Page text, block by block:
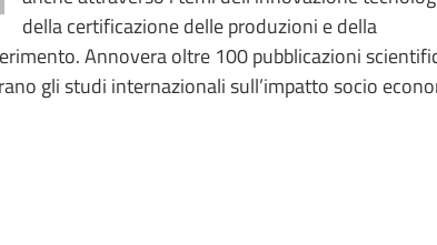
della certificazione delle produzioni e della
Annovera oltre 100 pubblicazioni
gli studi internazionali sull’impatto socio